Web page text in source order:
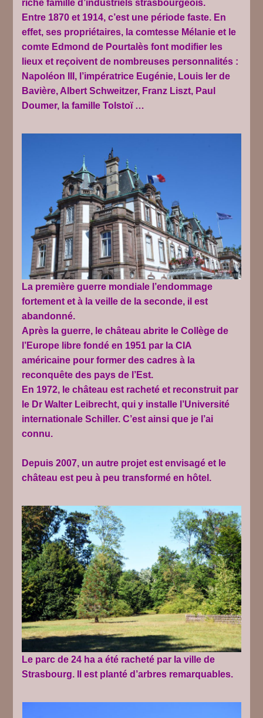
riche famille d’industriels strasbourgeois.
Entre 1870 et 1914, c’est une période faste. En
effet, ses propriétaires, la comtesse Mélanie et le
comte Edmond de Pourtalès font modifier les
lieux et reçoivent de nombreuses personnalités :
Napoléon III, l’impératrice Eugénie, Louis Ier de
Bavière, Albert Schweitzer, Franz Liszt, Paul
Doumer, la famille Tolstoï …
La première guerre mondiale l’endommage
fortement et à la veille de la seconde, il est
abandonné.
Après la guerre, le château abrite le Collège de
l’Europe libre fondé en 1951 par la CIA
américaine pour former des cadres à la
reconquête des pays de l’Est.
En 1972, le château est racheté et reconstruit par
le Dr Walter Leibrecht, qui y installe l’Université
internationale Schiller. C’est ainsi que je l’ai
connu.
Depuis 2007, un autre projet est envisagé et le
château est peu à peu transformé en hôtel.
Le parc de 24 ha a été racheté par la ville de
Strasbourg. Il est planté d’arbres remarquables.